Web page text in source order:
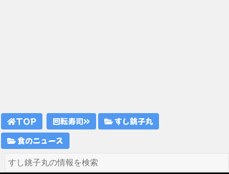
TOP 回転寿司
すし銚子丸
食のニュース